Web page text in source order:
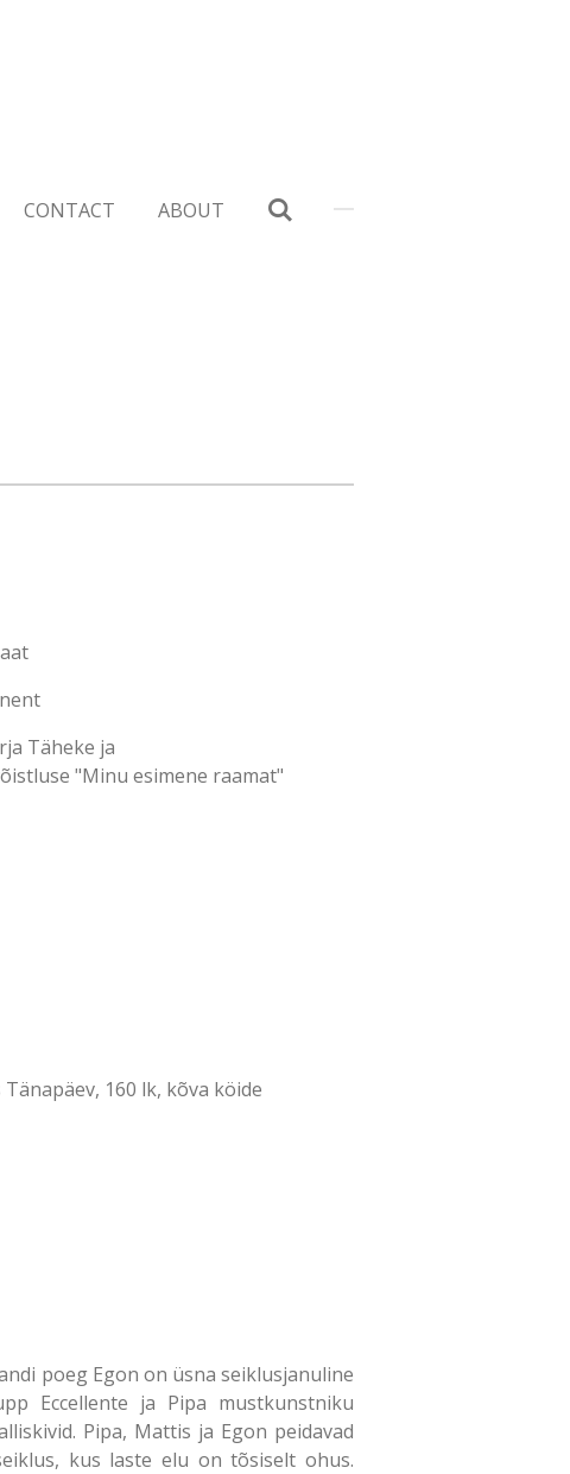
CONTACT ABOUT
Täheke ja
"Minu esimene raamat"
160 lk, kõva köide
poeg Egon on üsna seiklusjanuline
Eccellente ja Pipa mustkunstniku
Pipa, Mattis ja Egon peidavad
kus laste elu on tõsiselt ohus.